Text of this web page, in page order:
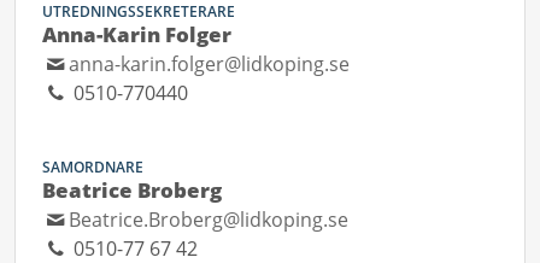
UTREDNINGSSEKRETERARE
Anna-Karin Folger
anna-karin.folger@lidkoping.se
0510-770440
SAMORDNARE
Beatrice Broberg
Beatrice.Broberg@lidkoping.se
0510-77 67 42